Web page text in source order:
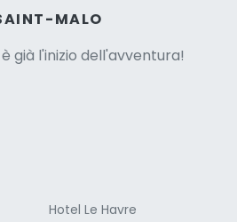
MALO
già l'inizio dell'avventura!
Hotel Le Havre